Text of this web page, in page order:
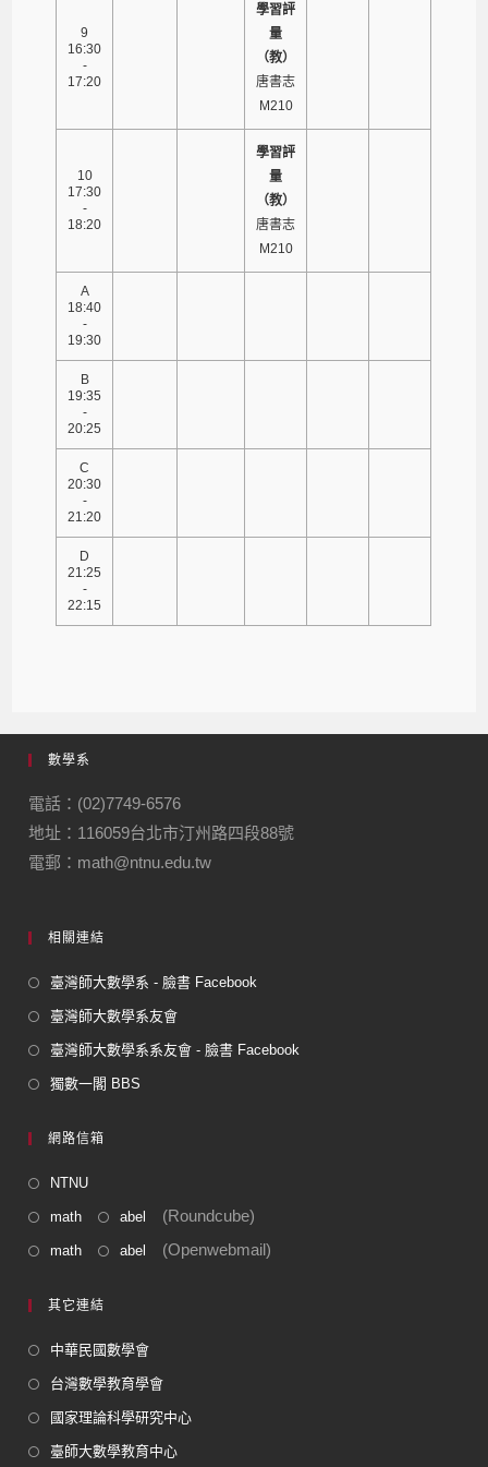
9
16:30
-
17:20
學習評
量
（教）
唐書志
M210
10
17:30
-
18:20
學習評
量
（教）
唐書志
M210
A
18:40
-
19:30
B
19:35
-
20:25
C
20:30
-
21:20
D
21:25
-
22:15
數學系
電話：(02)7749-6576
地址：116059台北市汀州路四段88號
電郵：math@ntnu.edu.tw
相關連結
臺灣師大數學系 - 臉書 Facebook
臺灣師大數學系友會
臺灣師大數學系系友會 - 臉書 Facebook
獨數一閣 BBS
網路信箱
NTNU
math abel (Roundcube)
math abel (Openwebmail)
其它連結
中華民國數學會
台灣數學教育學會
國家理論科學研究中心
臺師大數學教育中心